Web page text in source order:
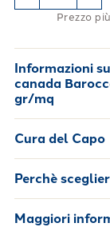
Prezzo
Informazioni
canada
gr/mq
Cura del Capo
Perchè
Maggiori